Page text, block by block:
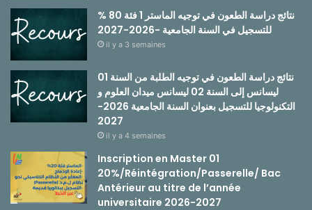
نتائج دراسة الطعون في توجيه الماستر 1 فئة 80 %
للتسجيل في السنة الجامعية -2026-2027
il y a 3 semaines
نتائج دراسة الطعون في توجيه الطلبة من السنة 01
ليسانس إلى السنة 02 ليسانس ميدان العلوم و
التكنولوجيا للتسجيل بعنوان السنة الجامعية 2026-
2027
il y a 4 semaines
Inscription en Master 01
20%/Réintégration/Passerelle/ Bac
Antérieur au titre de l’année
universitaire 2026-2027